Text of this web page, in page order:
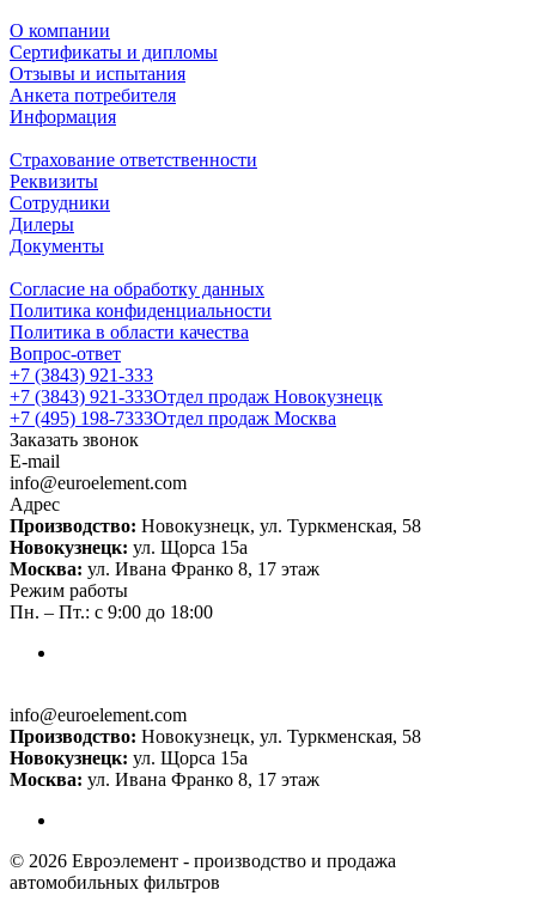
О компании
Сертификаты и дипломы
Отзывы и испытания
Анкета потребителя
Информация
Страхование ответственности
Реквизиты
Сотрудники
Дилеры
Документы
Согласие на обработку данных
Политика конфиденциальности
Политика в области качества
Вопрос-ответ
+7 (3843) 921-333
+7 (3843) 921-333Отдел продаж Новокузнецк
+7 (495) 198-7333Отдел продаж Москва
Заказать звонок
E-mail
info@euroelement.com
Адрес
Производство: Новокузнецк, ул. Туркменская, 58
Новокузнецк: ул. Щорса 15а
Москва: ул. Ивана Франко 8, 17 этаж
Режим работы
Пн. – Пт.: с 9:00 до 18:00
info@euroelement.com
Производство: Новокузнецк, ул. Туркменская, 58
Новокузнецк: ул. Щорса 15а
Москва: ул. Ивана Франко 8, 17 этаж
© 2026 Евроэлемент - производство и продажа
автомобильных фильтров